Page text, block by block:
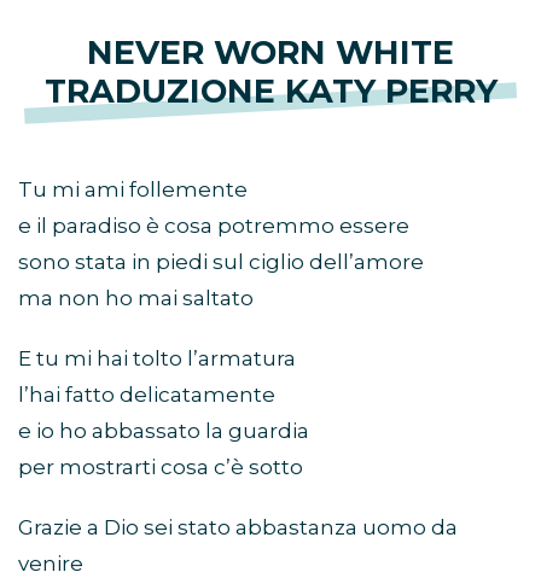
NEVER WORN WHITE
TRADUZIONE KATY PERRY
Tu mi ami follemente
e il paradiso è cosa potremmo essere
sono stata in piedi sul ciglio dell’amore
ma non ho mai saltato
E tu mi hai tolto l’armatura
l’hai fatto delicatamente
e io ho abbassato la guardia
per mostrarti cosa c’è sotto
Grazie a Dio sei stato abbastanza uomo da
venire